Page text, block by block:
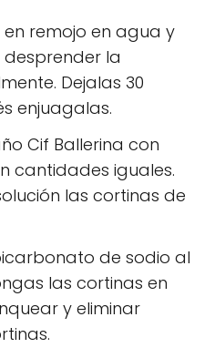
remojo en agua y
la
Dejalas 30
enjuagalas.
Cif Ballerina con
cantidades iguales.
las cortinas de
de sodio al
las cortinas en
y eliminar